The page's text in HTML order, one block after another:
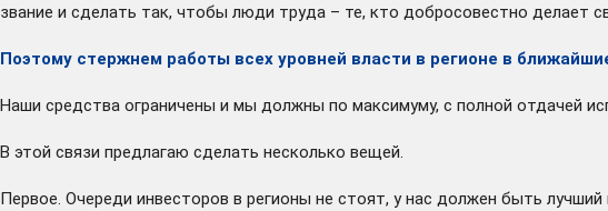
звание и сделать так, чтобы люди труда – те, кто добросовестно делает
Поэтому стержнем работы всех уровней власти в регионе в
Наши средства ограничены и мы должны по максимуму, с полной отдачей
В этой связи предлагаю сделать несколько вещей.
Первое. Очереди инвесторов в регионы не стоят, у нас должен быть